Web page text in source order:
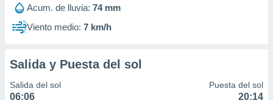
Acum. de lluvia: 74 mm
Viento medio: 7 km/h
Salida y Puesta del sol
Salida del sol
06:06
Puesta del sol
20:14